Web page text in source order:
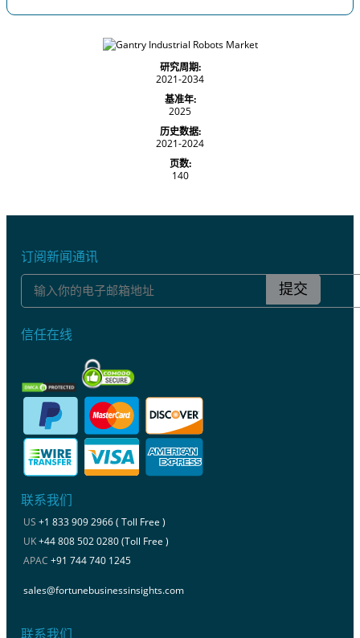
研究周期:
2021-2034
基准年:
2025
历史数据:
2021-2024
页数:
140
订阅新闻通讯
提交
信任在线
联系我们
US +1 833 909 2966 ( Toll Free )
UK+44 808 502 0280 (Toll Free )
APAC +91 744 740 1245
sales@fortunebusinessinsights.com
联系我们